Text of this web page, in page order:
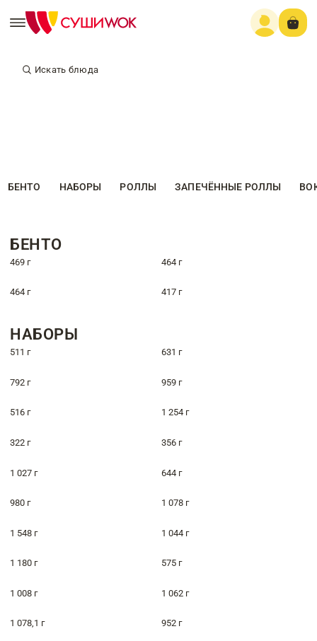
Искать блюда
БЕНТО НАБОРЫ РОЛЛЫ ЗАПЕЧЁННЫЕ РОЛЛЫ
БЕНТО
469 г 464 г
464 г 417 г
НАБОРЫ
511 г 631 г
792 г 959 г
516 г 1 254 г
322 г 356 г
1 027 г 644 г
980 г 1 078 г
1 548 г 1 044 г
1 180 г 575 г
1 008 г 1 062 г
1 078,1 г 952 г